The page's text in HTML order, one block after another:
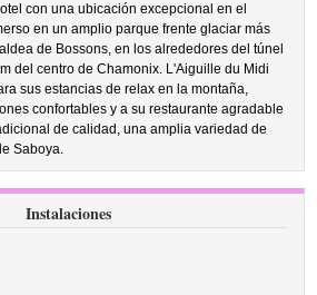
con una ubicación excepcional en el
en un amplio parque frente glaciar más
de Bossons, en los alrededores del túnel
del centro de Chamonix. L'Aiguille du Midi
sus estancias de relax en la montaña,
confortables y a su restaurante agradable
de calidad, una amplia variedad de
Saboya.
Instalaciones